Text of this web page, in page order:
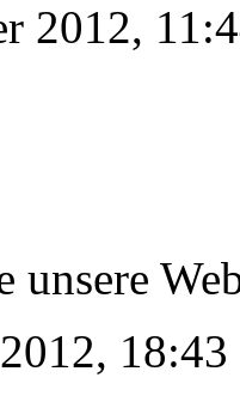
2012,
unsere
18:43